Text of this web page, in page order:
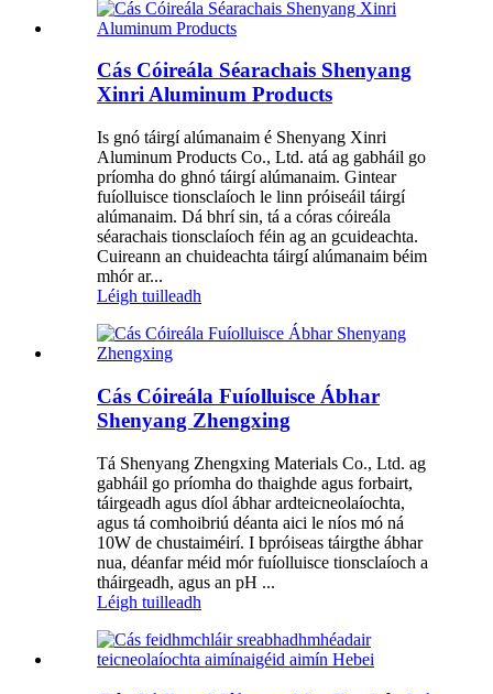
Cás Cóireála Séarachais Shenyang
Xinri Aluminum Products
Is gnó táirgí alúmanaim é Shenyang Xinri
Aluminum Products Co., Ltd. atá ag gabháil go
príomha do ghnó táirgí alúmanaim. Gintear
fuíolluisce tionsclaíoch le linn próiseáil táirgí
alúmanaim. Dá bhrí sin, tá a córas cóireála
séarachais tionsclaíoch féin ag an gcuideachta.
Cuireann an chuideachta táirgí alúmanaim béim
mhór ar...
Léigh tuilleadh
Cás Cóireála Fuíolluisce Ábhar
Shenyang Zhengxing
Tá Shenyang Zhengxing Materials Co., Ltd. ag
gabháil go príomha do thaighde agus forbairt,
táirgeadh agus díol ábhar ardteicneolaíochta,
agus tá comhoibriú déanta aici le níos mó ná
10W de chustaiméirí. I bpróiseas táirgthe ábhar
nua, déanfar méid mór fuíolluisce tionsclaíoch a
tháirgeadh, agus an pH ...
Léigh tuilleadh